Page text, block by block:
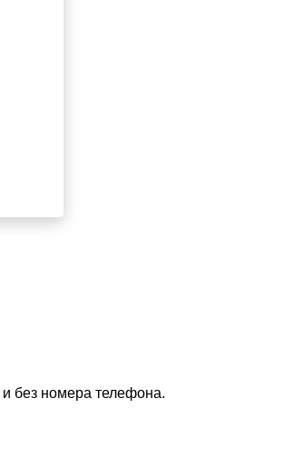
без номера телефона.